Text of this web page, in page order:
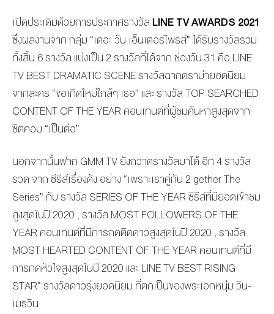
เปิดประเดิมด้วยการประกาศรางวัล LINE TV AWARDS 2021
ซึ่งผลงานจาก กลุ่ม “เดอะ วัน เอ็นเตอร์ไพรส์” ได้รับรางวัลรวม
ทั้งสิ้น 6 รางวัล แบ่งเป็น 2 รางวัลที่ได้จาก ช่องวัน 31 คือ LINE
TV BEST DRAMATIC SCENE รางวัลฉากดราม่ายอดนิยม
จากละคร “ขอเกิดใหม่ใกล้ๆ เธอ” และ รางวัล TOP SEARCHED
CONTENT OF THE YEAR คอนเทนต์ที่ผู้ชมค้นหาสูงสุดจาก
ซิตคอม “เป็นต่อ”
นอกจากนั้นฟาก GMM TV ยังกวาดรางวัลมาได้ อีก 4 รางวัล
รวด จาก ซีรีส์เรื่องดัง อย่าง “เพราะเราคู่กัน 2 gether The
Series” กับ รางวัล SERIES OF THE YEAR ซีรีส์ที่มียอดเข้าชม
สูงสุดในปี 2020 , รางวัล MOST FOLLOWERS OF THE
YEAR คอนเทนต์ที่มีการกดติดดาวสูงสุดในปี 2020 , รางวัล
MOST HEARTED CONTENT OF THE YEAR คอนเทนต์ที่มี
การกดหัวใจสูงสุดในปี 2020 และ LINE TV BEST RISING
STAR” รางวัลดาวรุ่งยอดนิยม ที่ตกเป็นของพระเอกหนุ่ม วิน-
เมธวิน